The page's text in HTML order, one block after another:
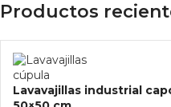
Productos
Lavavajillas industrial